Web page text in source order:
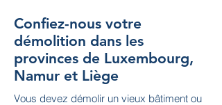
Confiez-nous votre
démolition dans les
provinces de Luxembourg,
Namur et Liège
Vous devez démolir un vieux bâtiment ou